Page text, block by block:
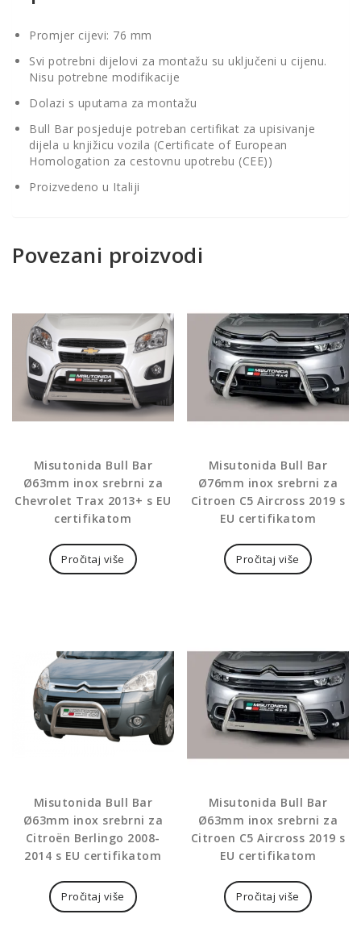
Promjer cijevi: 76 mm
Svi potrebni dijelovi za montažu su uključeni u cijenu.
Nisu potrebne modifikacije
Dolazi s uputama za montažu
Bull Bar posjeduje potreban certifikat za upisivanje
dijela u knjižicu vozila (Certificate of European
Homologation za cestovnu upotrebu (CEE))
Proizvedeno u Italiji
Povezani proizvodi
Misutonida Bull Bar
Ø63mm inox srebrni za
Chevrolet Trax 2013+ s EU
certifikatom
Pročitaj više
Misutonida Bull Bar
Ø76mm inox srebrni za
Citroen C5 Aircross 2019 s
EU certifikatom
Pročitaj više
Misutonida Bull Bar
Ø63mm inox srebrni za
Citroën Berlingo 2008-
2014 s EU certifikatom
Pročitaj više
Misutonida Bull Bar
Ø63mm inox srebrni za
Citroen C5 Aircross 2019 s
EU certifikatom
Pročitaj više